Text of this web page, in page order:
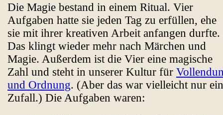
Die Magie bestand in einem Ritual. Vier
Aufgaben hatte sie jeden Tag zu erfüllen, ehe
sie mit ihrer kreativen Arbeit anfangen durfte.
Das klingt wieder mehr nach Märchen und
Magie. Außerdem ist die Vier eine magische
Zahl und steht in unserer Kultur für
und Ordnung. (Aber das war vielleicht nur ein
Zufall.) Die Aufgaben waren: